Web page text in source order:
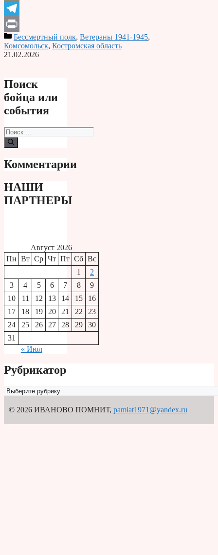
Odnoklassniki
Telegram
PrintБессмертный полк, Ветераны 1941-1945,
Комсомольск, Костромская область
21.02.2026
Поиск
бойца или
события
Поиск:
Комментарии
НАШИ
ПАРТНЕРЫ
Август 2026
Пн Вт Ср Чт Пт Сб Вс
1
2
3
4 5 6 7 8
9
10
11 12 13 14 15
16
17
18 19 20 21 22
23
24
25 26 27 28 29
30
31
« Июл
Рубрикатор
Рубрикатор
© 2026 ИВАНОВО ПОМНИТ, pamiat1971@yandex.ru